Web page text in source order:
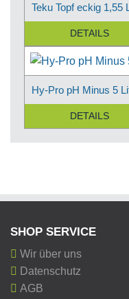
Teku Topf eckig 1,55
DETAILS
Hy-Pro pH Minus 5
DETAILS
SHOP SERVICE
Wir über uns
Datenschutz
AGB